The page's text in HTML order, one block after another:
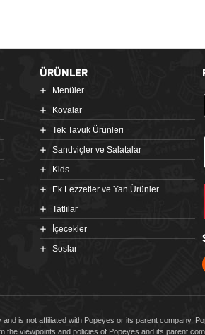
ÜRÜNLER
Menüler
Kovalar
Tek Tavuk Ürünleri
Sandviçler ve Salatalar
Kids
Ek Lezzetler ve Yan Ürünler
Tatlılar
İçecekler
Soslar
is not affiliated with Popeyes or its parent company,
the viewpoints and policies of Popeyes and its parent